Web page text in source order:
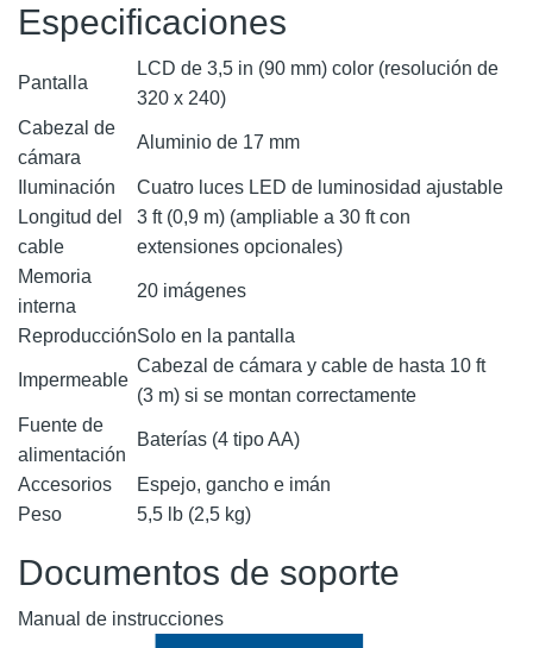
Especificaciones
Pantalla
LCD de 3,5 in (90 mm) color (resolución de
320 x 240)
Cabezal de
cámara
Aluminio de 17 mm
Iluminación
Cuatro luces LED de luminosidad ajustable
Longitud del
cable
3 ft (0,9 m) (ampliable a 30 ft con
extensiones opcionales)
Memoria
interna
20 imágenes
ReproducciónSolo en la pantalla
Impermeable
Cabezal de cámara y cable de hasta 10 ft
(3 m) si se montan correctamente
Fuente de
alimentación
Baterías (4 tipo AA)
Accesorios
Espejo, gancho e imán
Peso
5,5 lb (2,5 kg)
Documentos de soporte
Manual de instrucciones